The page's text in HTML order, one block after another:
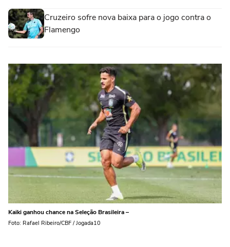
Cruzeiro sofre nova baixa para o jogo contra o
Flamengo
Kaiki ganhou chance na Seleção Brasileira –
Foto: Rafael Ribeiro/CBF / Jogada10